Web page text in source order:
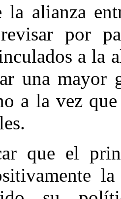
la alianza
por
a la
una mayor
a la vez
que el